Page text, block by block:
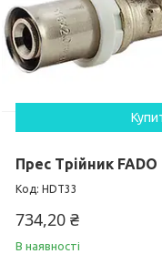
Прес Трійник FADO
HDT33
734,20 ₴
В наявності